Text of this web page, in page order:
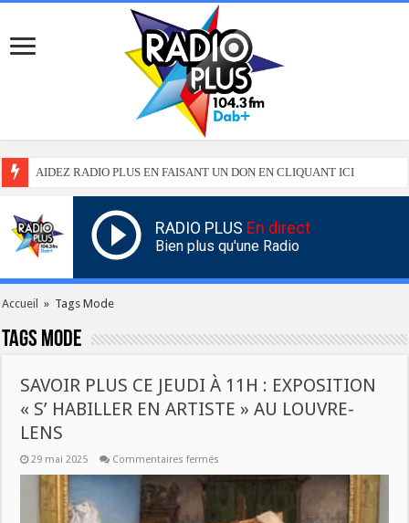
AIDEZ RADIO PLUS EN FAISANT UN DON EN CLIQUANT ICI
RADIO PLUS En direct
Bien plus qu'une Radio
Accueil » Tags Mode
Tags Mode
SAVOIR PLUS CE JEUDI À 11H : EXPOSITION
« S’ HABILLER EN ARTISTE » AU LOUVRE-
LENS
29 mai 2025 Commentaires fermés
JEUDI